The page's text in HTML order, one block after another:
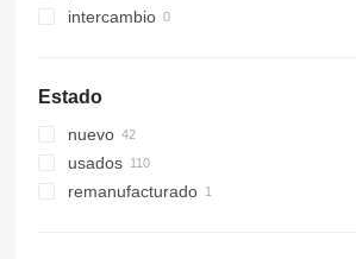
intercambio
Estado
nuevo
usados
remanufacturado